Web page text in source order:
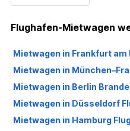
Flughafen-Mietwagen
Mietwagen in Frankfurt am
Mietwagen in
Mietwagen in Berlin
Mietwagen in Düsseldorf
Mietwagen in Hamburg